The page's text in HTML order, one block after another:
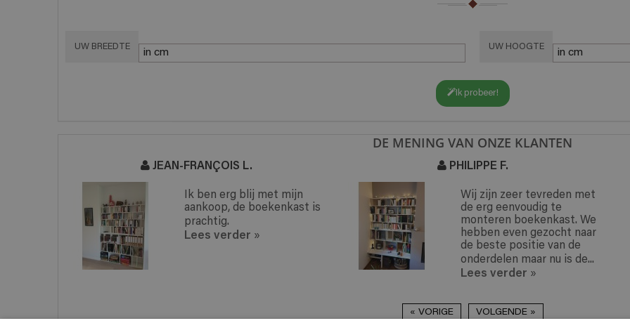
UW BREEDTE UW HOOGTE
Ik probeer!
DE MENING VAN ONZE KLANTEN
JEAN-FRANÇOIS L.
Ik ben erg blij met mijn
aankoop, de boekenkast is
prachtig.
Lees verder »
PHILIPPE F.
Wij zijn zeer tevreden met
de erg eenvoudig te
monteren boekenkast. We
hebben even gezocht naar
de beste positie van de
onderdelen maar nu is de...
Lees verder »
« VORIGE VOLGENDE »